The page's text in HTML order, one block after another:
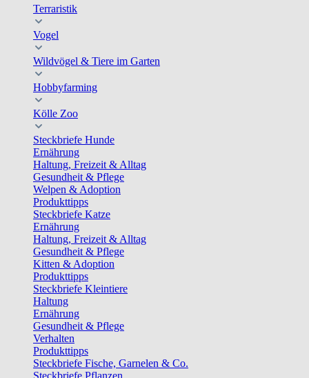
Terraristik
Vogel
Wildvögel & Tiere im Garten
Hobbyfarming
Kölle Zoo
Steckbriefe Hunde
Ernährung
Haltung, Freizeit & Alltag
Gesundheit & Pflege
Welpen & Adoption
Produkttipps
Steckbriefe Katze
Ernährung
Haltung, Freizeit & Alltag
Gesundheit & Pflege
Kitten & Adoption
Produkttipps
Steckbriefe Kleintiere
Haltung
Ernährung
Gesundheit & Pflege
Verhalten
Produkttipps
Steckbriefe Fische, Garnelen & Co.
Steckbriefe Pflanzen